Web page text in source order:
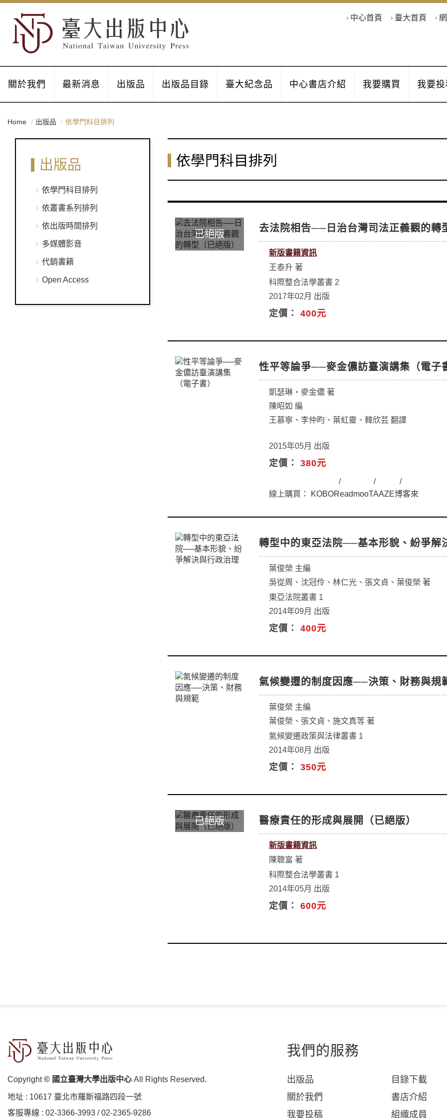
中心首頁 臺大首頁
關於我們 最新消息 出版品 出版品目錄 臺大紀念品 中心書店介紹 我要購買 我要
Home 出版品 依學門科目排列
出版品
依學門科目排列
依叢書系列排列
依出版時間排列
多媒體影音
代銷書籍
Open Access
依學門科目排列
去法院相告──日治台灣司法正義觀的轉
新版書籍資訊
王泰升 著
科際整合法學叢書 2
2017年02月 出版
定價： 400元
性平等論爭──麥金儂訪臺演講集（電子
凱瑟琳‧麥金儂 著
陳昭如 編
王慕寧、李仲昀、葉虹靈、韓欣芸 翻譯
2015年05月 出版
定價： 380元
線上購買： KOBOReadmooTAAZE博客來
轉型中的東亞法院──基本形貌、紛爭解
葉俊榮 主編
吳從周、沈冠伶、林仁光、張文貞、葉俊榮 著
東亞法院叢書 1
2014年09月 出版
定價： 400元
氣候變遷的制度因應──決策、財務與規
葉俊榮 主編
葉俊榮、張文貞、施文真等 著
氣候變遷政策與法律叢書 1
2014年08月 出版
定價： 350元
醫療責任的形成與展開（已絕版）
新版書籍資訊
陳聰富 著
科際整合法學叢書 1
2014年05月 出版
定價： 600元
Copyright© 國立臺灣大學出版中心 All Rights Reserved.
地址 : 10617 臺北市羅斯福路四段⼀號
客服專線 : 02-3366-3993 /02-2365-9286
我們的服務
出版品
目錄下載
關於我們
書店介紹
我要投稿
組織成員